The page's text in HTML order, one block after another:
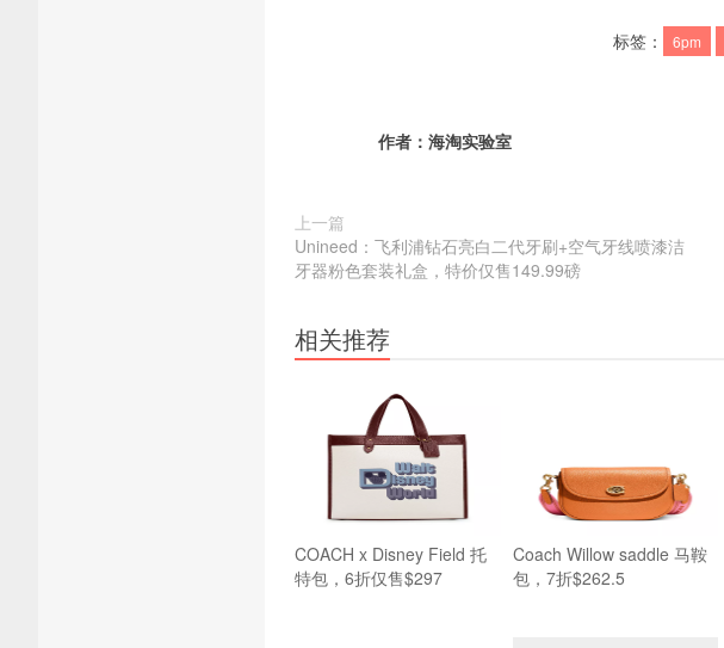
标签： 6pm
作者： 海淘实验室
上一篇
Unineed：飞利浦钻石亮白二代牙刷+空气牙线喷漆洁
牙器粉色套装礼盒，特价仅售149.99磅
相关推荐
COACH x Disney Field 托
特包，6折仅售$297
Coach Willow saddle 马鞍
包，7折$262.5